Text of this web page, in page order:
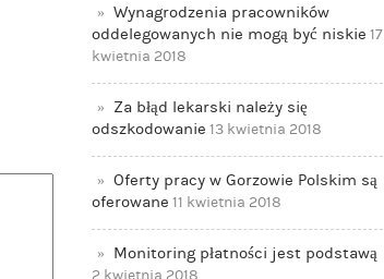
Wynagrodzenia pracowników
oddelegowanych nie mogą być niskie 17
kwietnia 2018
Za błąd lekarski należy się
odszkodowanie 13 kwietnia 2018
Oferty pracy w Gorzowie Polskim są
oferowane 11 kwietnia 2018
Monitoring płatności jest podstawą